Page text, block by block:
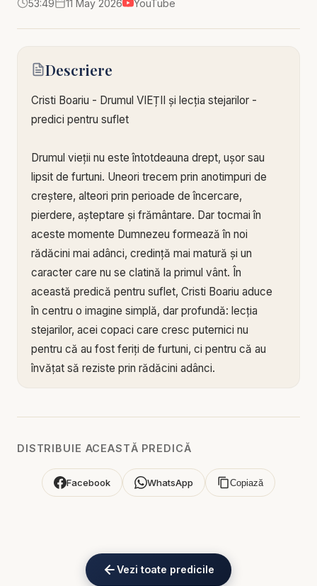
53:49 11 May 2026 YouTube
Descriere
Cristi Boariu - Drumul VIEȚII și lecția stejarilor -
predici pentru suflet
Drumul vieții nu este întotdeauna drept, ușor sau
lipsit de furtuni. Uneori trecem prin anotimpuri de
creștere, alteori prin perioade de încercare,
pierdere, așteptare și frământare. Dar tocmai în
aceste momente Dumnezeu formează în noi
rădăcini mai adânci, credință mai matură și un
caracter care nu se clatină la primul vânt. În
această predică pentru suflet, Cristi Boariu aduce
în centru o imagine simplă, dar profundă: lecția
stejarilor, acei copaci care cresc puternici nu
pentru că au fost feriți de furtuni, ci pentru că au
învățat să reziste prin rădăcini adânci.
să devină stabil. Nimeni nu devine puternic spiritual
rugăciuni, alegeri, lupte, răbdare, eșecuri depășite,
un moment de emoție, ci printr-o viață trăită zi de
zi în apropiere de Hristos.
DISTRIBUIE ACEASTĂ PREDICĂ
Facebook WhatsApp Copiază
Vezi toate predicile